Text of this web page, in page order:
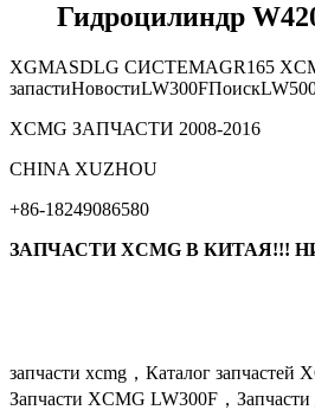
Гидроцилиндр
XGMASDLG СИСТЕМАGR165
запастиНовостиLW300FПоиск
XCMG ЗАПЧАСТИ 2008-2016
СHINA XUZHOU
+86-18249086580
ЗАПЧАСТИ XCMG В КИТАЯ!!!
запчасти xcmg，Каталог запчастей
Запчасти XCMG LW300F，